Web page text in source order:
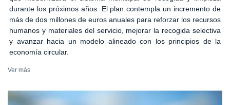
durante los próximos años. El plan contempla un incremento de
más de dos millones de euros anuales para reforzar los recursos
humanos y materiales del servicio, mejorar la recogida selectiva
y avanzar hacia un modelo alineado con los principios de la
economía circular.
Ver más